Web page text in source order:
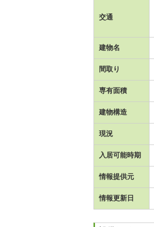
交通
建物名
間取り
専有面積
建物構造
現況
入居可能時期
情報提供元
情報更新日